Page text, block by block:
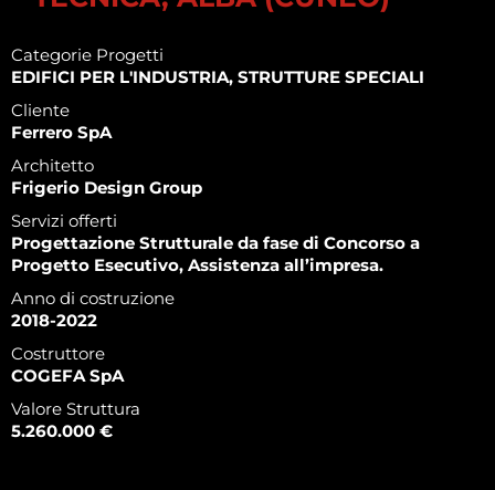
Categorie Progetti
EDIFICI PER L'INDUSTRIA, STRUTTURE SPECIALI
Cliente
Ferrero SpA
Architetto
Frigerio Design Group
Servizi offerti
Progettazione Strutturale da fase di Concorso a
Progetto Esecutivo, Assistenza all’impresa.
Anno di costruzione
2018-2022
Costruttore
COGEFA SpA
Valore Struttura
5.260.000 €